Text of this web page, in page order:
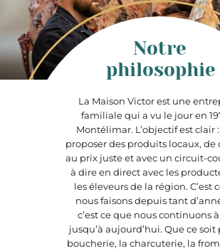
La Maison Victor est une
familiale qui a vu le jour en
Montélimar. L’objectif est clair
proposer des produits locaux, de
au prix juste et avec un circuit-
à dire en direct avec les
les éleveurs de la région. C’est
nous faisons depuis tant
c’est ce que nous continuons
jusqu’à aujourd’hui. Que ce soit
boucherie, la charcuterie, la
Notre
philosophie